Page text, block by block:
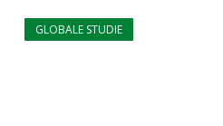
GLOBALE STUDIE